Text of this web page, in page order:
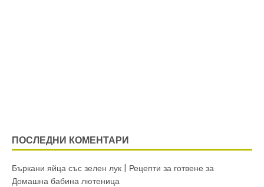
ПОСЛЕДНИ КОМЕНТАРИ
Бъркани яйца със зелен лук | Рецепти за готвене за
Домашна бабина лютеница